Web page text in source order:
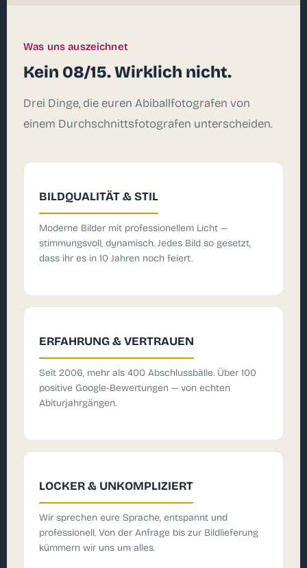
Was uns auszeichnet
Kein 08/15. Wirklich nicht.
Drei Dinge, die euren Abiballfotografen von
einem Durchschnittsfotografen unterscheiden.
BILDQUALITÄT & STIL
Moderne Bilder mit professionellem Licht —
stimmungsvoll, dynamisch. Jedes Bild so gesetzt,
dass ihr es in 10 Jahren noch feiert.
ERFAHRUNG & VERTRAUEN
Seit 2006, mehr als 400 Abschlussbälle. Über 100
positive Google-Bewertungen — von echten
Abiturjahrgängen.
LOCKER & UNKOMPLIZIERT
Wir sprechen eure Sprache, entspannt und
professionell. Von der Anfrage bis zur Bildlieferung
kümmern wir uns um alles.